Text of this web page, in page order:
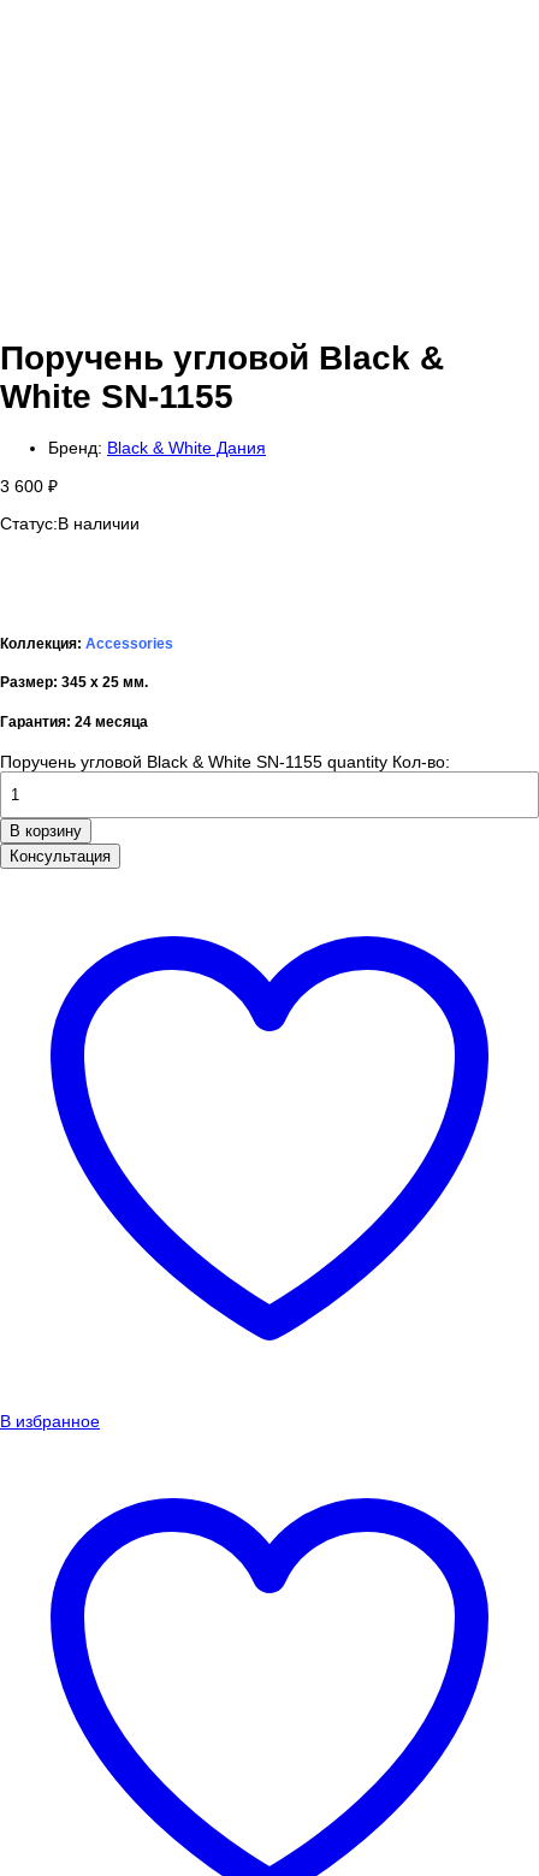
Поручень угловой Black &
White SN-1155
Бренд: Black & White Дания
3 600 ₽
Статус:В наличии
Коллекция: Accessories
Размер: 345 x 25 мм.
Гарантия: 24 месяца
Поручень угловой Black & White SN-1155 quantity Кол-во:
В корзину
Консультация
В избранное